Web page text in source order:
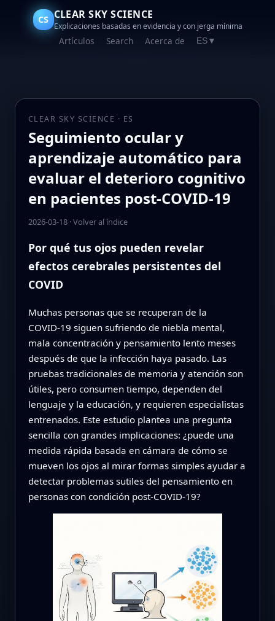
CS CLEAR SKY SCIENCE
Explicaciones basadas en evidencia y con jerga mínima
Artículos Search Acerca de ES ▼
CLEAR SKY SCIENCE · ES
Seguimiento ocular y
aprendizaje automático para
evaluar el deterioro cognitivo
en pacientes post‑COVID‑19
2026-03-18·Volver al índice
Por qué tus ojos pueden revelar
efectos cerebrales persistentes del
COVID
Muchas personas que se recuperan de la
COVID‑19 siguen sufriendo de niebla mental,
mala concentración y pensamiento lento meses
después de que la infección haya pasado. Las
pruebas tradicionales de memoria y atención son
útiles, pero consumen tiempo, dependen del
lenguaje y la educación, y requieren especialistas
entrenados. Este estudio plantea una pregunta
sencilla con grandes implicaciones: ¿puede una
medida rápida basada en cámara de cómo se
mueven los ojos al mirar formas simples ayudar a
detectar problemas sutiles del pensamiento en
personas con condición post‑COVID‑19?